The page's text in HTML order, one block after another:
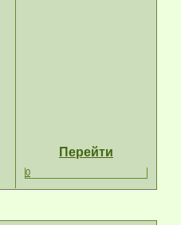
Перейти
0